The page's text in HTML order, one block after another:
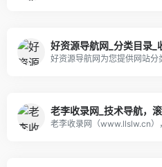
好资源导航网_分类目录_
好资源导航网为您提供网站
老李收录网（www.llslw.cn）